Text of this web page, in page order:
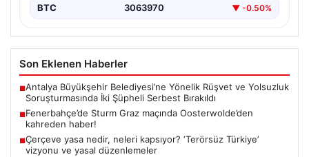
BTC 3063970 ▼ -0.50%
Son Eklenen Haberler
■Antalya Büyükşehir Belediyesi’ne Yönelik Rüşvet ve Yolsuzluk
Soruşturmasında İki Şüpheli Serbest Bırakıldı
■Fenerbahçe’de Sturm Graz maçında Oosterwolde’den
kahreden haber!
■Çerçeve yasa nedir, neleri kapsıyor? ‘Terörsüz Türkiye’
vizyonu ve yasal düzenlemeler